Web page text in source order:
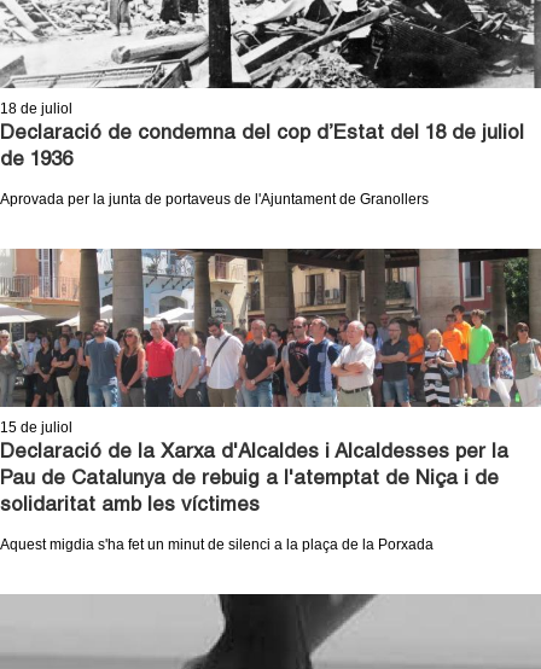
18 de juliol
Declaració de condemna del cop d’Estat del 18 de juliol
de 1936
Aprovada per la junta de portaveus de l'Ajuntament de Granollers
15 de juliol
Declaració de la Xarxa d'Alcaldes i Alcaldesses per la
Pau de Catalunya de rebuig a l'atemptat de Niça i de
solidaritat amb les víctimes
Aquest migdia s'ha fet un minut de silenci a la plaça de la Porxada